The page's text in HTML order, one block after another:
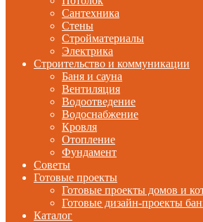
Сантехника
Стены
Стройматериалы
Электрика
Строительство и коммуникации
Баня и сауна
Вентиляция
Водоотведение
Водоснабжение
Кровля
Отопление
Фундамент
Советы
Готовые проекты
Готовые проекты домов и
Готовые дизайн-проекты
Каталог